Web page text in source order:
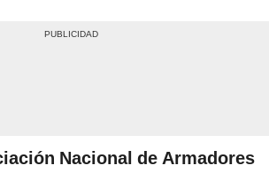
Nacional de Armadores